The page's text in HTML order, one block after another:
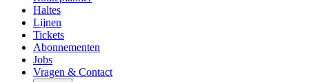
Haltes
Lijnen
Tickets
Abonnementen
Jobs
Vragen & Contact